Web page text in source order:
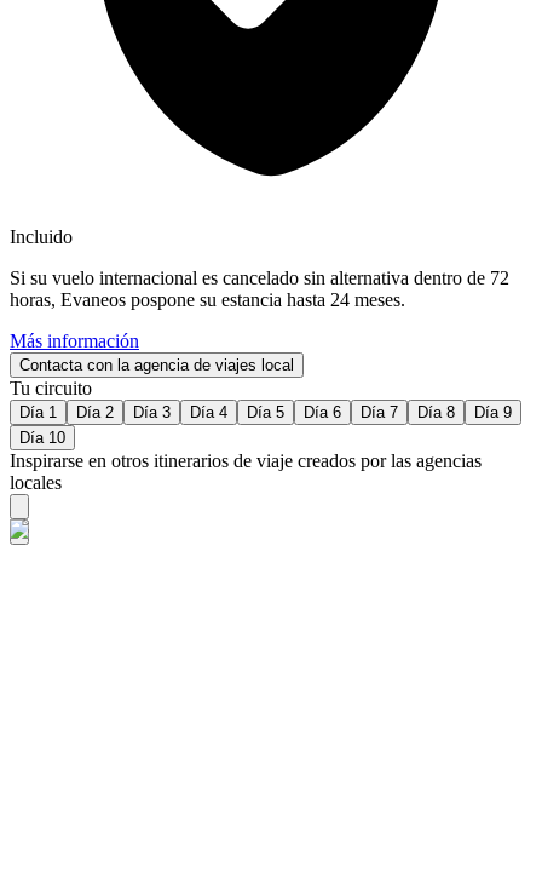
Incluido
Si su vuelo internacional es cancelado sin alternativa dentro de 72
horas, Evaneos pospone su estancia hasta 24 meses.
Más información
Contacta con la agencia de viajes local
Tu circuito
Día 1 Día 2 Día 3 Día 4 Día 5 Día 6 Día 7 Día 8
Día 9
Día 10
Inspirarse en otros itinerarios de viaje creados por las agencias
locales